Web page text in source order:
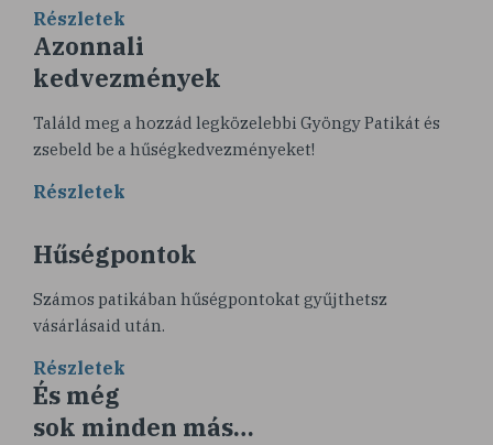
Részletek
Azonnali
kedvezmények
Találd meg a hozzád legközelebbi Gyöngy Patikát és
zsebeld be a hűségkedvezményeket!
Részletek
Hűségpontok
Számos patikában hűségpontokat gyűjthetsz
vásárlásaid után.
Részletek
És még
sok minden más…